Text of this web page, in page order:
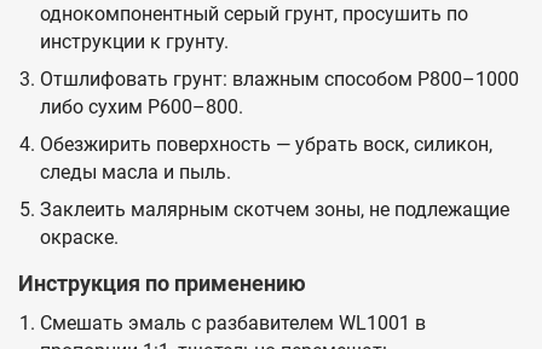
однокомпонентный серый грунт, просушить по
инструкции к грунту.
Отшлифовать грунт: влажным способом P800–1000
либо сухим P600–800.
Обезжирить поверхность — убрать воск, силикон,
следы масла и пыль.
Заклеить малярным скотчем зоны, не подлежащие
окраске.
Инструкция по применению
Смешать эмаль с разбавителем WL1001 в